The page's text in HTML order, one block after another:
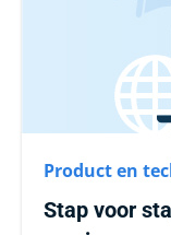
Product en
Stap voor